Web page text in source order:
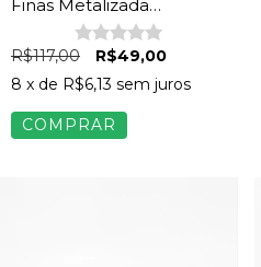
Finas Metalizada
Feminina Prata Velho
R$117,00
R$49,00
8 x de R$6,13 sem juros
COMPRAR